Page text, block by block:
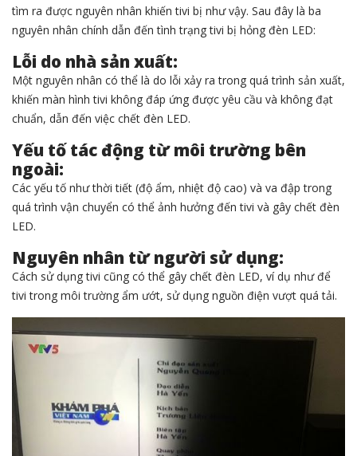
tìm ra được nguyên nhân khiến tivi bị như vậy. Sau đây là ba
nguyên nhân chính dẫn đến tình trạng tivi bị hỏng đèn LED:
Lỗi do nhà sản xuất:
Một nguyên nhân có thể là do lỗi xảy ra trong quá trình sản xuất,
khiến màn hình tivi không đáp ứng được yêu cầu và không đạt
chuẩn, dẫn đến việc chết đèn LED.
Yếu tố tác động từ môi trường bên
ngoài:
Các yếu tố như thời tiết (độ ẩm, nhiệt độ cao) và va đập trong
quá trình vận chuyển có thể ảnh hưởng đến tivi và gây chết đèn
LED.
Nguyên nhân từ người sử dụng:
Cách sử dụng tivi cũng có thể gây chết đèn LED, ví dụ như để
tivi trong môi trường ẩm ướt, sử dụng nguồn điện vượt quá tải.